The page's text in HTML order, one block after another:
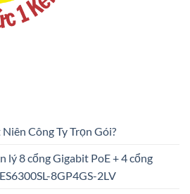
Công Ty Trọn Gói?
lý 8 cổng Gigabit PoE + 4 cổng
8GP4GS-2LV